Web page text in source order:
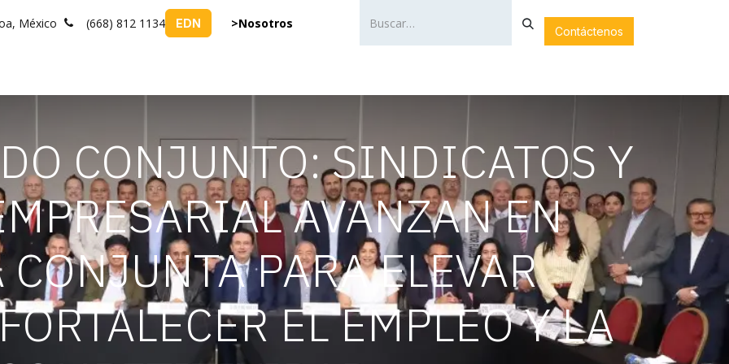
México (668) 812 1134 EDN >Nosotros
Contáctenos
CONJUNTO: SINDICATOS Y
AVANZAN EN
PARA ELEVAR
EL EMPLEO Y LA